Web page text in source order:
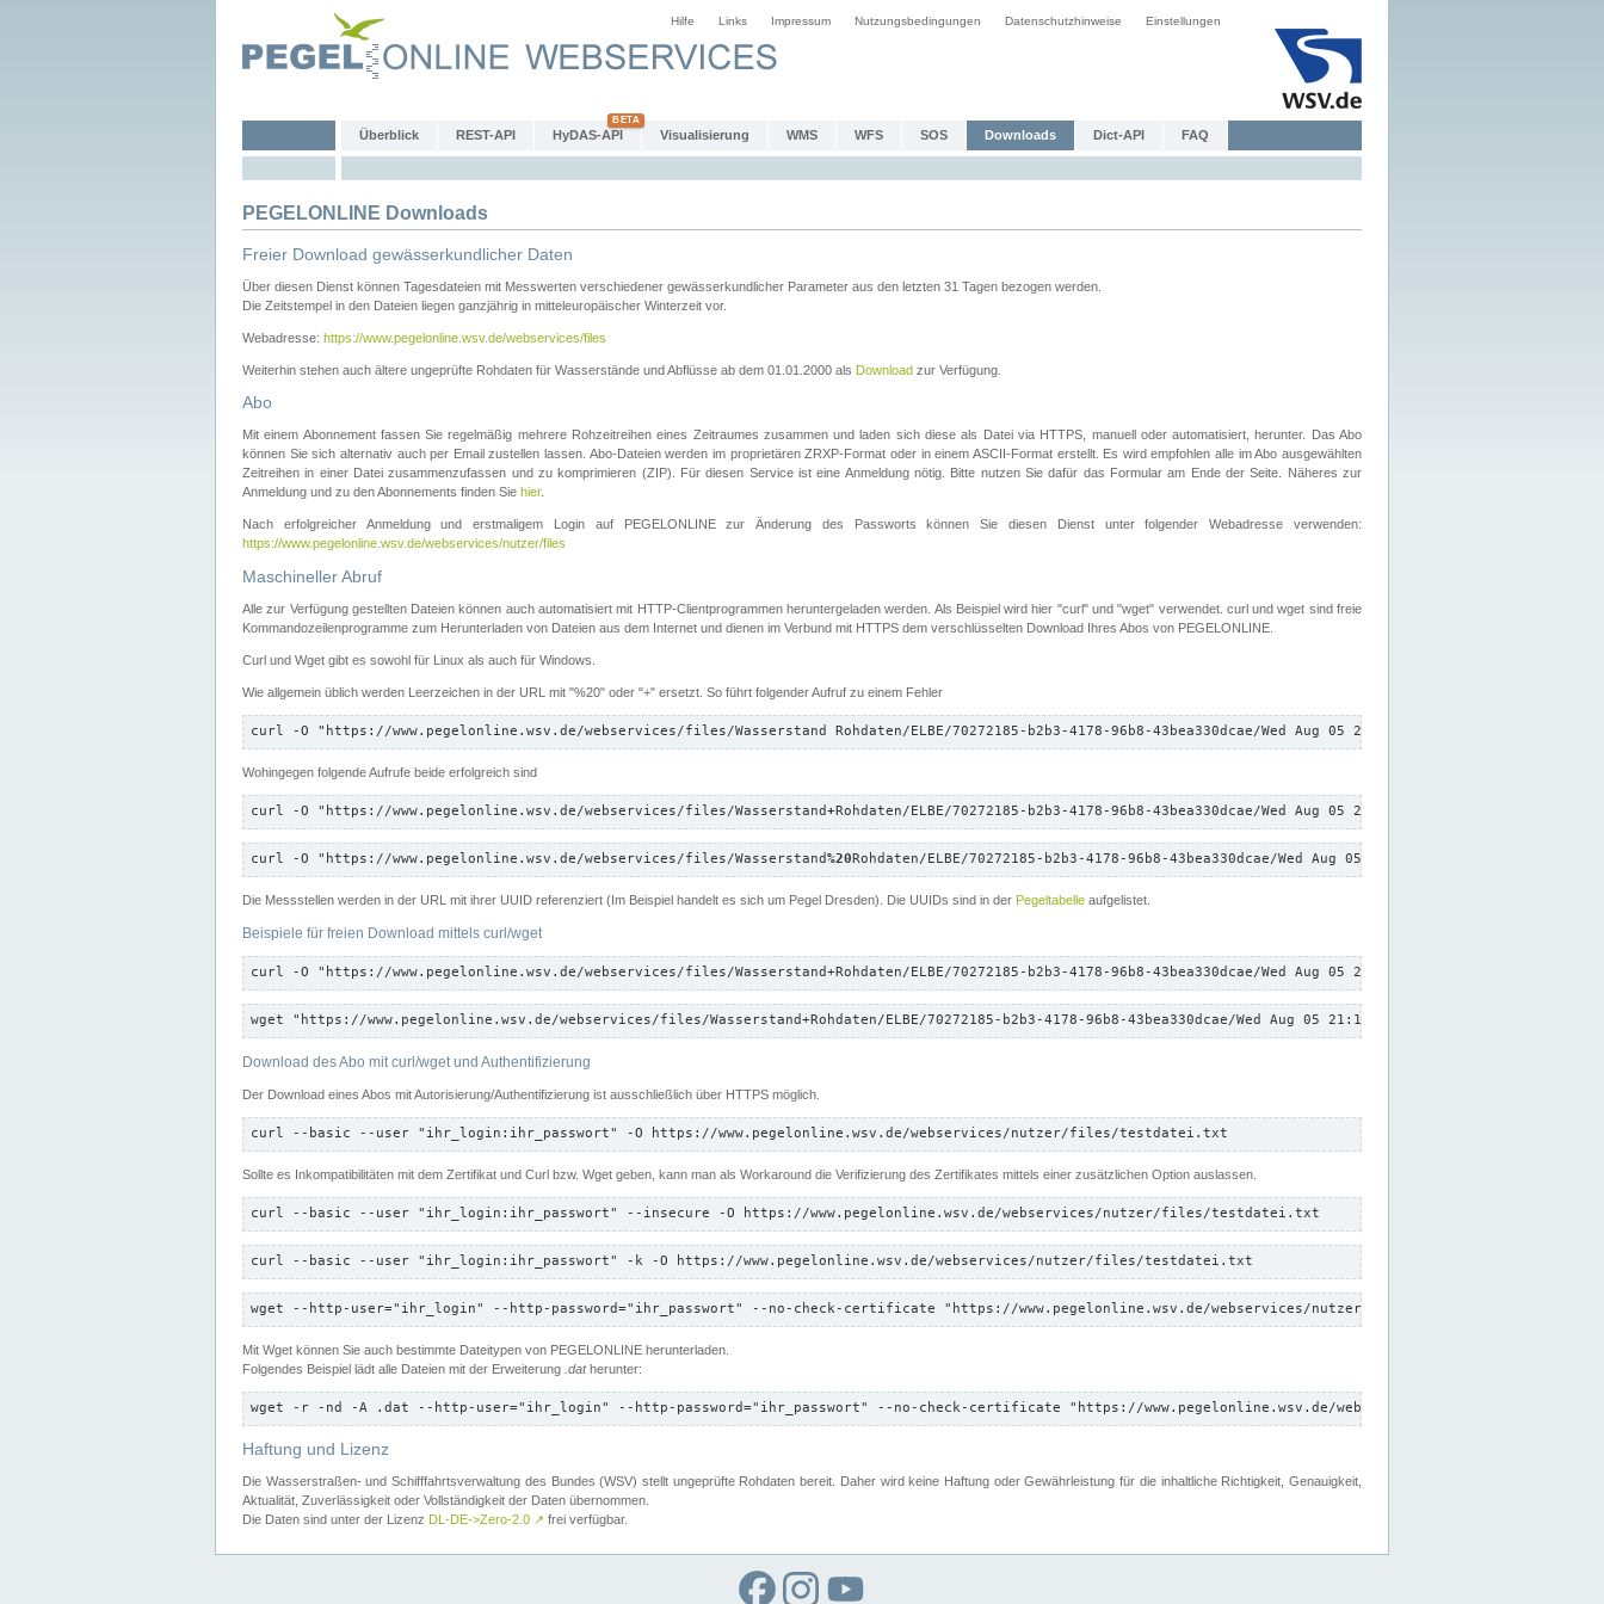
Hilfe Links Impressum Nutzungsbedingungen Datenschutzhinweise Einstellungen
Überblick REST-API HyDAS-API Visualisierung WMS WFS SOS Downloads Dict-API FAQ
PEGELONLINE Downloads
Freier Download gewässerkundlicher Daten
Über diesen Dienst können Tagesdateien mit Messwerten verschiedener gewässerkundlicher Parameter aus den letzten 31 Tagen bezogen werden.
Die Zeitstempel in den Dateien liegen ganzjährig in mitteleuropäischer Winterzeit vor.
Webadresse: https://www.pegelonline.wsv.de/webservices/files
Weiterhin stehen auch ältere ungeprüfte Rohdaten für Wasserstände und Abflüsse ab dem 01.01.2000 als Download zur Verfügung.
Abo
Mit einem Abonnement fassen Sie regelmäßig mehrere Rohzeitreihen eines Zeitraumes zusammen und laden sich diese als Datei via HTTPS, manuell oder automatisiert, herunter. Das Abo
können Sie sich alternativ auch per Email zustellen lassen. Abo-Dateien werden im proprietären ZRXP-Format oder in einem ASCII-Format erstellt. Es wird empfohlen alle im Abo ausgewählten
Zeitreihen in einer Datei zusammenzufassen und zu komprimieren (ZIP). Für diesen Service ist eine Anmeldung nötig. Bitte nutzen Sie dafür das Formular am Ende der Seite. Näheres zur
Anmeldung und zu den Abonnements finden Sie hier.
Nach erfolgreicher Anmeldung und erstmaligem Login auf PEGELONLINE zur Änderung des Passworts können Sie diesen Dienst unter folgender Webadresse verwenden:
https://www.pegelonline.wsv.de/webservices/nutzer/files
Maschineller Abruf
Alle zur Verfügung gestellten Dateien können auch automatisiert mit HTTP-Clientprogrammen heruntergeladen werden. Als Beispiel wird hier "curl" und "wget" verwendet. curl und wget sind freie
Kommandozeilenprogramme zum Herunterladen von Dateien aus dem Internet und dienen im Verbund mit HTTPS dem verschlüsselten Download Ihres Abos von PEGELONLINE.
Curl und Wget gibt es sowohl für Linux als auch für Windows.
Wie allgemein üblich werden Leerzeichen in der URL mit "%20" oder "+" ersetzt. So führt folgender Aufruf zu einem Fehler
curl -O "https://www.pegelonline.wsv.de/webservices/files/Wasserstand Rohdaten/ELBE/70272185-b2b3-4178-96b8-43bea330dcae/Wed Aug 05 21:11:31 CEST 2026/down.txt"
Wohingegen folgende Aufrufe beide erfolgreich sind
curl -O "https://www.pegelonline.wsv.de/webservices/files/Wasserstand+Rohdaten/ELBE/70272185-b2b3-4178-96b8-43bea330dcae/Wed Aug 05 21:11:31 CEST 2026/down.txt"
curl -O "https://www.pegelonline.wsv.de/webservices/files/Wasserstand%20Rohdaten/ELBE/70272185-b2b3-4178-96b8-43bea330dcae/Wed Aug 05 21:11:31 CEST 2026/down.txt"
Die Messstellen werden in der URL mit ihrer UUID referenziert (Im Beispiel handelt es sich um Pegel Dresden). Die UUIDs sind in der Pegeltabelle aufgelistet.
Beispiele für freien Download mittels curl/wget
curl -O "https://www.pegelonline.wsv.de/webservices/files/Wasserstand+Rohdaten/ELBE/70272185-b2b3-4178-96b8-43bea330dcae/Wed Aug 05 21:11:31 CEST 2026/down.txt"
wget "https://www.pegelonline.wsv.de/webservices/files/Wasserstand+Rohdaten/ELBE/70272185-b2b3-4178-96b8-43bea330dcae/Wed Aug 05 21:11:31 CEST 2026/down.txt"
Download des Abo mit curl/wget und Authentifizierung
Der Download eines Abos mit Autorisierung/Authentifizierung ist ausschließlich über HTTPS möglich.
curl --basic --user "ihr_login:ihr_passwort" -O https://www.pegelonline.wsv.de/webservices/nutzer/files/testdatei.txt
Sollte es Inkompatibilitäten mit dem Zertifikat und Curl bzw. Wget geben, kann man als Workaround die Verifizierung des Zertifikates mittels einer zusätzlichen Option auslassen.
curl --basic --user "ihr_login:ihr_passwort" --insecure -O https://www.pegelonline.wsv.de/webservices/nutzer/files/testdatei.txt
curl --basic --user "ihr_login:ihr_passwort" -k -O https://www.pegelonline.wsv.de/webservices/nutzer/files/testdatei.txt
wget --http-user="ihr_login" --http-password="ihr_passwort" --no-check-certificate "https://www.pegelonline.wsv.de/webservices/nutzer/files/testdatei.txt"
Mit Wget können Sie auch bestimmte Dateitypen von PEGELONLINE herunterladen.
Folgendes Beispiel lädt alle Dateien mit der Erweiterung .datherunter:
wget -r -nd -A .dat --http-user="ihr_login" --http-password="ihr_passwort" --no-check-certificate "https://www.pegelonline.wsv.de/webservices/nutzer/files"
Haftung und Lizenz
Die Wasserstraßen- und Schifffahrtsverwaltung des Bundes (WSV) stellt ungeprüfte Rohdaten bereit. Daher wird keine Haftung oder Gewährleistung für die inhaltliche Richtigkeit, Genauigkeit,
Aktualität, Zuverlässigkeit oder Vollständigkeit der Daten übernommen.
Die Daten sind unter der Lizenz DL-DE->Zero-2.0 ↗ frei verfügbar.